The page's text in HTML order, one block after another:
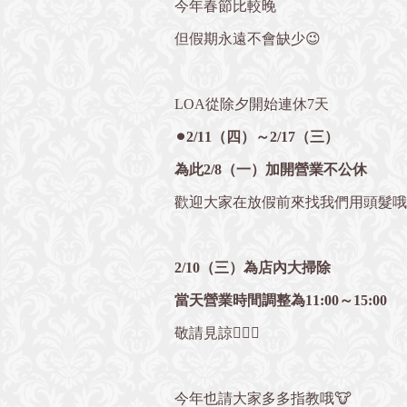
今年春節比較晚
但假期永遠不會缺少😉
LOA從除夕開始連休7天
⚫︎2/11（四）～2/17（三）
為此2/8（一）加開營業不公休
歡迎大家在放假前來找我們用頭髮
2/10（三）為店內大掃除
當天營業時間調整為11:00～15:00
敬請見諒🙇🏻‍♀️
今年也請大家多多指教哦🐮